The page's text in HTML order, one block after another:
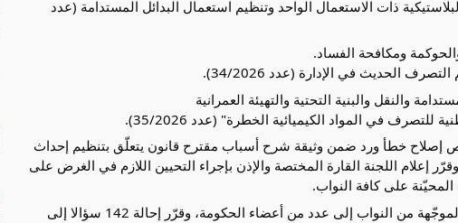
ومكافحة الفساد.
الحديث في الإدارة (عدد 34/2026).
والنقل والبنية التحتية والتهيئة العمرانية
في المواد الكيميائية الخطرة" (عدد 35/2026).
على كافة النواب.